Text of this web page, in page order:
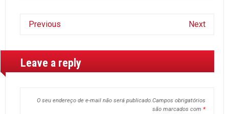
Previous Next
Leave a reply
O seu endereço de e-mail não será publicado.Campos obrigatórios
são marcados com *